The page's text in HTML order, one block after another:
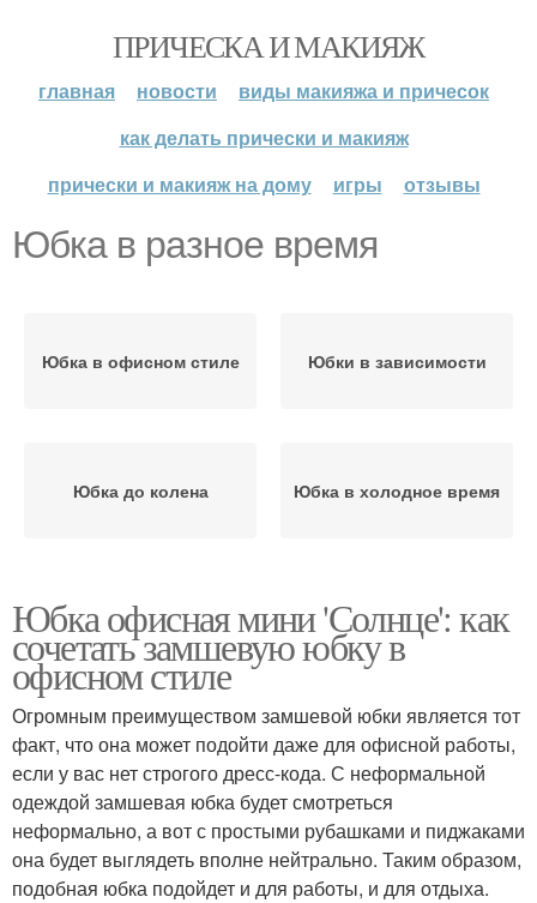
ПРИЧЕСКА И МАКИЯЖ
главная новости
виды макияжа и причесок
как делать прически и макияж
прически и макияж на дому
игры отзывы
Юбка в разное время
Юбка в офисном стиле Юбки в зависимости
Юбка до колена Юбка в холодное время
Юбка офисная мини 'Солнце': как
сочетать замшевую юбку в
офисном стиле
Огромным преимуществом замшевой юбки является тот
факт, что она может подойти даже для офисной работы,
если у вас нет строгого дресс-кода. С неформальной
одеждой замшевая юбка будет смотреться
неформально, а вот с простыми рубашками и пиджаками
она будет выглядеть вполне нейтрально. Таким образом,
подобная юбка подойдет и для работы, и для отдыха.